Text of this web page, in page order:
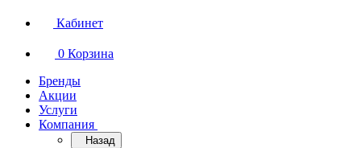
Кабинет
0 Корзина
Бренды
Акции
Услуги
Компания
Назад